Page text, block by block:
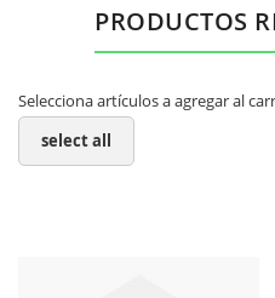
PRODUCTOS
Selecciona artículos a agregar al
select all